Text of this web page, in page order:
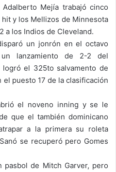
Mejía trabajó cinco
y los Mellizos de Minnesota
a los Indios de Cleveland.
un jonrón en el octavo
lanzamiento de 2-2 del
logró el 325to salvamento de
puesto 17 de la clasificación
el noveno inning y se le
que el también dominicano
a la primera su roleta
se recuperó pero Gomes
pasbol de Mitch Garver, pero